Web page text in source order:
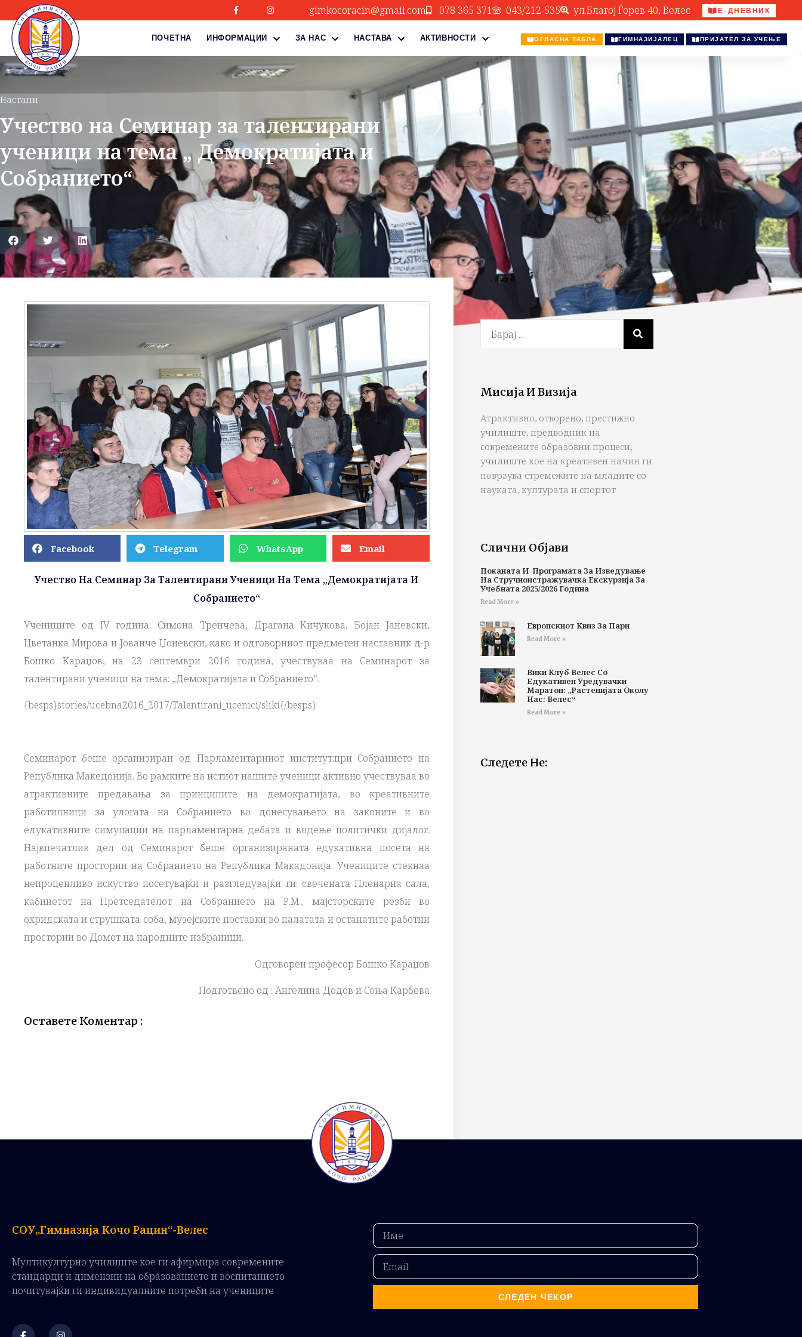
gimkocoracin@gmail.com 078 365 371 043/212-535 ул.Благој Ѓорев 40, Велес Е-ДНЕВНИК
ПОЧЕТНА ИНФОРМАЦИИ ЗА НАС НАСТАВА АКТИВНОСТИ ОГЛАСНА ТАБЛА ГИМНАЗИЈАЛЕЦ ПРИЈАТЕЛ ЗА УЧЕЊЕ
Настани
Учество на Семинар за талентирани
ученици на тема „ Демократијата и
Собранието“
Facebook Telegram WhatsApp Email
Учество На Семинар За Талентирани Ученици На Тема „Демократијата И
Собранието“
Учениците од IV година: Симона Тренчева, Драгана Кичукова, Бојан Јаневски,
Цветанка Мирова и Јованче Џоневски, како и одговорниот предметен наставник д-р
Бошко Караџов, на 23 септември 2016 година, учествуваа на Семинарот за
талентирани ученици на тема: „Демократијата и Собранието“.
{besps}stories/ucebna2016_2017/Talentirani_ucenici/sliki{/besps}
Семинарот беше организиран од Парламентарниот институт:при Собранието на
Република Македонија. Во рамките на истиот нашите ученици активно учествуваа во
атрактивните предавања за принципите на демократијата, во креативните
работилници за улогата на Собранието во донесувањето на законите и во
едукативните симулации на парламентарна дебата и водење политички дијалог.
Највпечатлив дел од Семинарот беше организираната едукативна посета на
работните простории на Собранието на Република Макадонија. Учениците стекнаа
непроценливо искуство посетувајќи и разгледувајќи ги: свечената Пленарна сала,
кабинетот на Претседателот на Собранието на Р.М., мајсторските резби во
охридската и струшката соба, музејските поставки во палатата и останатите работни
простории во Домот на народните избраници.
Одговорен професор Бошко Караџов
Подготвено од : Ангелина Додов и Соња Карбева
Оставете Коментар :
Мисија И Визија
Атрактивно, отворено, престижно
училиште, предводник на
современите образовни процеси,
училиште кое на креативен начин ги
поврзува стремежите на младите со
науката, културата и спортот
Слични Објави
Поканата И Програмата За Изведување
На Стручноистражувачка Екскурзија За
Учебната 2025/2026 Година
Read More »
Европскиот Квиз За Пари
Read More »
Вики Клуб Велес Со
Едукативен Уредувачки
Маратон: „Растенијата Околу
Нас: Велес“
Read More »
Следете Не:
СОУ„Гимназија Кочо Рацин“-Велес
Мултикултурно училиште кое ги афирмира современите
стандарди и димензии на образованието и воспитанието
почитувајќи ги индивидуалните потреби на учениците
СЛЕДЕН ЧЕКОР